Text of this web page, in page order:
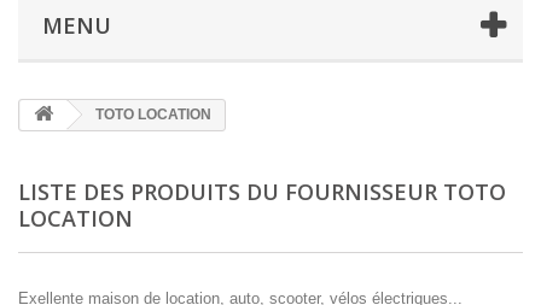
MENU
TOTO LOCATION
LISTE DES PRODUITS DU FOURNISSEUR TOTO
LOCATION
Exellente maison de location, auto, scooter, vélos électriques...